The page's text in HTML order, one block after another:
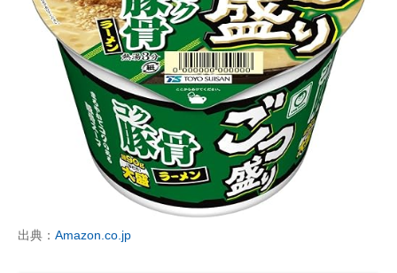
出典： Amazon.co.jp